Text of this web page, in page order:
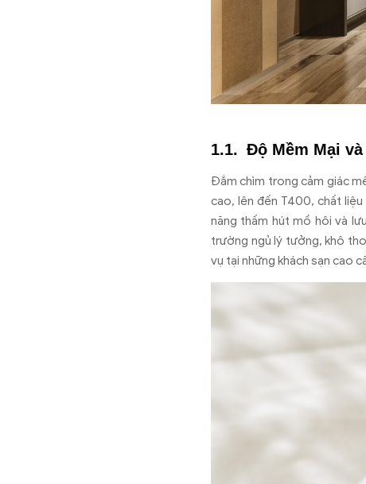
Độ Mềm Mại
Đắm chìm trong cảm giác
cao, lên đến T400, chất
năng thấm hút mồ hôi và
trường ngủ lý tưởng, khô
vụ tại những khách sạn cao